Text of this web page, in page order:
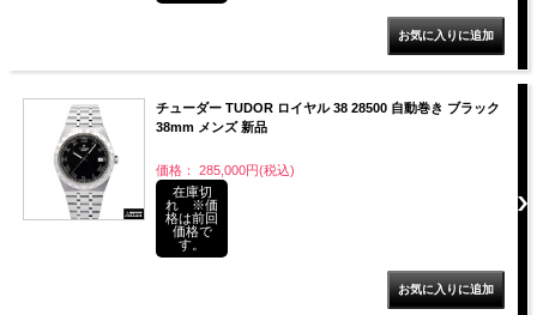
チューダー TUDOR ロイヤル 38 28500 自動巻き ブラック
38mm メンズ 新品
価格： 285,000円(税込)
在庫切
れ ※価
格は前回
価格で
す。